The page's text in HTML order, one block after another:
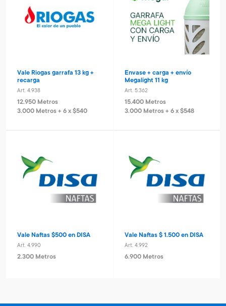
Vale Riogas garrafa 13 kg +
recarga
Art. 4.938
12.950 Metros
3.000 Metros + 6 x $540
Envase + carga + envío
Megalight 11 kg
Art. 5.362
15.400 Metros
3.000 Metros + 6 x $548
Vale Naftas $500 en DISA
Art. 4.990
2.300 Metros
Vale Naftas $ 1.500 en DISA
Art. 4.992
6.900 Metros